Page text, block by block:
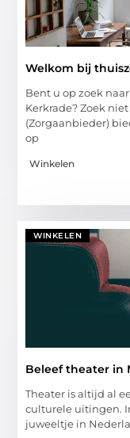
Welkom bij
Bent u op zoek
Kerkrade? Zoek
(Zorgaanbieder)
op
Winkelen
WINKELEN
Beleef theater in
Theater is altijd al
culturele uitingen.
juweeltje in